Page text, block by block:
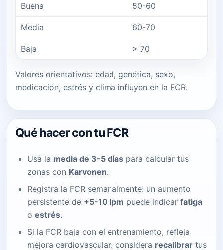
Buena 50-60
Media 60-70
Baja > 70
Valores orientativos: edad, genética, sexo,
medicación, estrés y clima influyen en la FCR.
Qué hacer con tu FCR
Usa la media de 3-5 días para calcular tus
zonas con Karvonen.
Registra la FCR semanalmente: un aumento
persistente de +5-10 lpm puede indicar fatiga
o estrés.
Si la FCR baja con el entrenamiento, refleja
mejora cardiovascular: considera recalibrar tus